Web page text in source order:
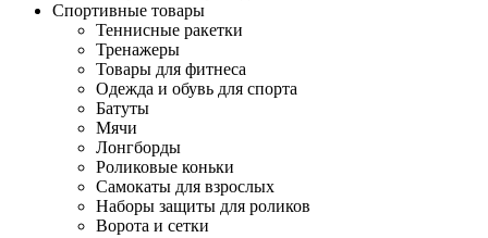
Спортивные товары
Теннисные ракетки
Тренажеры
Товары для фитнеса
Одежда и обувь для спорта
Батуты
Мячи
Лонгборды
Роликовые коньки
Самокаты для взрослых
Наборы защиты для роликов
Ворота и сетки